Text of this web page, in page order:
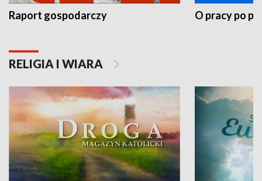
Raport gospodarczy O pracy po
RELIGIA I WIARA